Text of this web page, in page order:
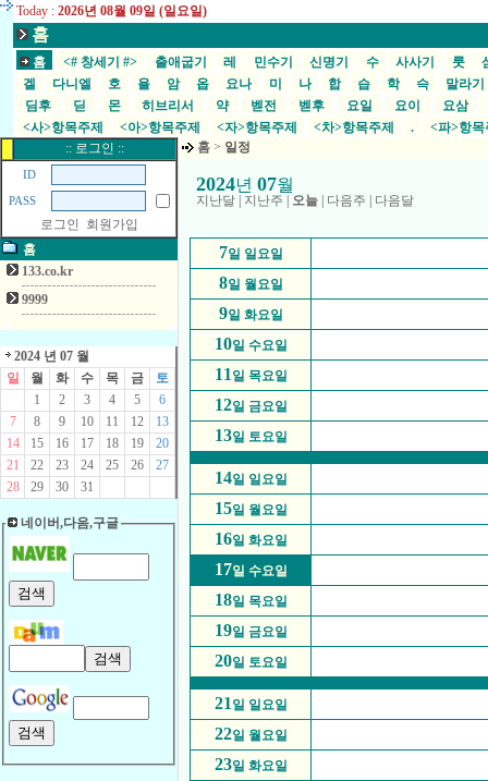
Today : 2026년 08월 09일 (일요일)
홈
홈 <# 창세기 #> 출애굽기 레 민수기 신명기 수 사사기 룻
겔
다니엘 호 욜 암 옵 요나 미 나 합 습 학 슥
말라기
딤후
딛 몬 히브리서 약 벧전 벧후 요일 요이 요삼
<사>항목주제
<아>항목주제 <자>항목주제 <차>항목주제 .
<파>항
:: 로그인 ::
ID
PASS
로그인
회원가입
홈
133.co.kr
9999
2024 년 07 월
일
월 화 수 목 금
토
1
2 3 4 5
6
7
8 9 10 11 12
13
14
15 16 17 18 19
20
21
22 23 24 25 26
27
28
29 30 31
네이버,다음,구글
홈 > 일정
2024년 07월
지난달 지난주 오늘 다음주 다음달
7일 일요일
8일 월요일
9일 화요일
10일 수요일
11일 목요일
12일 금요일
13일 토요일
14일 일요일
15일 월요일
16일 화요일
17일 수요일
18일 목요일
19일 금요일
20일 토요일
21일 일요일
22일 월요일
23일 화요일